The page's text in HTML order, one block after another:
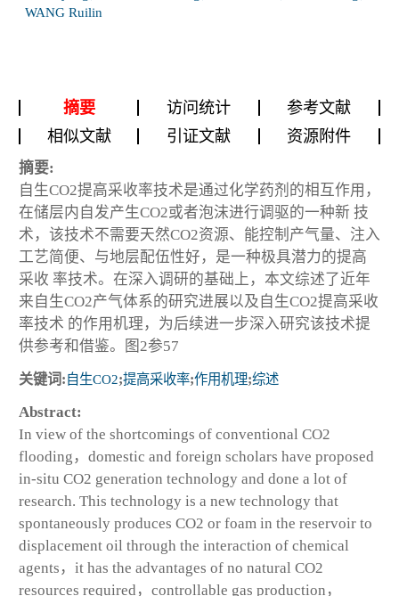
WANG Ruilin
摘要 访问统计
参考文献
相似文献
引证文献 资源附件
摘要:
自生CO2提高采收率技术是通过化学药剂的相互作用，
在储层内自发产生CO2或者泡沫进行调驱的一种新 技
术，该技术不需要天然CO2资源、能控制产气量、注入
工艺简便、与地层配伍性好，是一种极具潜力的提高
采收 率技术。在深入调研的基础上，本文综述了近年
来自生CO2产气体系的研究进展以及自生CO2提高采收
率技术 的作用机理，为后续进一步深入研究该技术提
供参考和借鉴。图2参57
关键词:自生CO2;提高采收率;作用机理;综述
Abstract:
In view of the shortcomings of conventional CO2
flooding，domestic and foreign scholars have proposed
in-situ CO2 generation technology and done a lot of
research. This technology is a new technology that
spontaneously produces CO2 or foam in the reservoir to
displacement oil through the interaction of chemical
agents，it has the advantages of no natural CO2
resources required，controllable gas production，